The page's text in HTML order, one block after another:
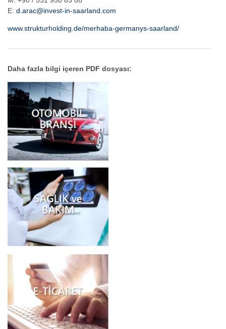
E: d.arac@invest-in-saarland.com
www.strukturholding.de/merhaba-germanys-saarland/
Daha fazla bilgi içeren PDF dosyası: